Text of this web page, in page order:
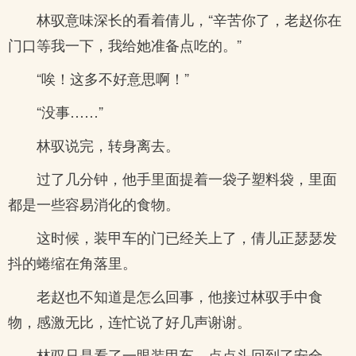
林驭意味深长的看着倩儿，“辛苦你了，老赵你在
门口等我一下，我给她准备点吃的。”
“唉！这多不好意思啊！”
“没事……”
林驭说完，转身离去。
过了几分钟，他手里面提着一袋子塑料袋，里面
都是一些容易消化的食物。
这时候，装甲车的门已经关上了，倩儿正瑟瑟发
抖的蜷缩在角落里。
老赵也不知道是怎么回事，他接过林驭手中食
物，感激无比，连忙说了好几声谢谢。